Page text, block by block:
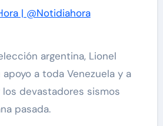
| @Notidiahora
a toda Venezuela y a
devastadores sismos
pasada.